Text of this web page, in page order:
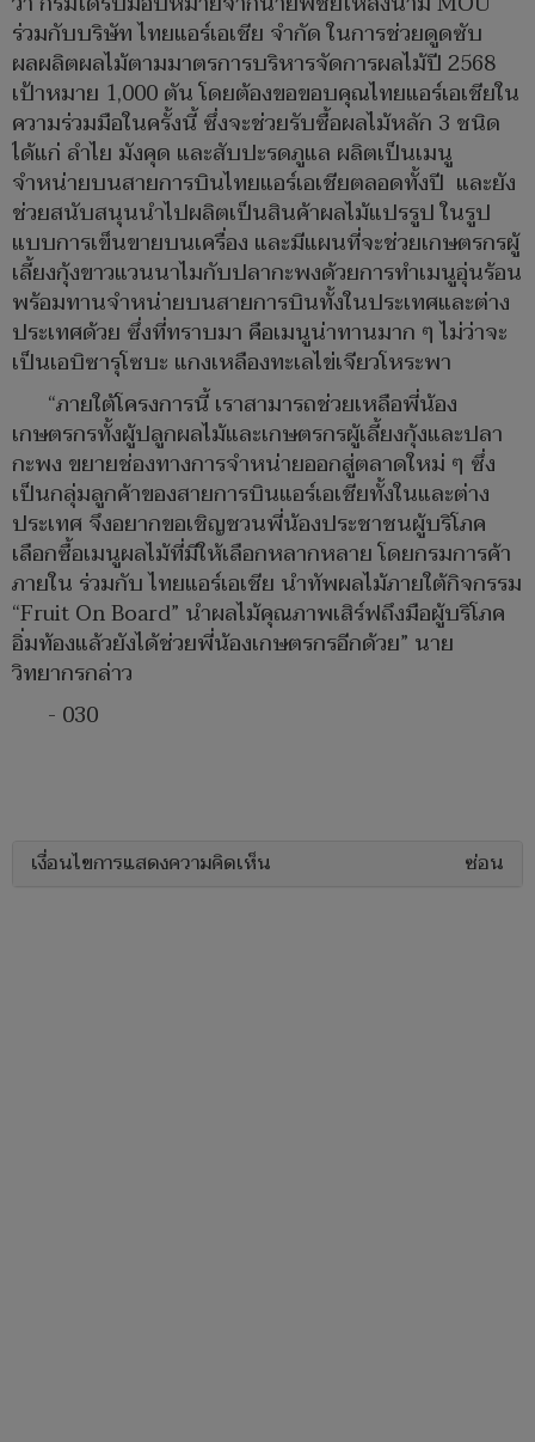
ร่วมกับบริษัท ไทยแอร์เอเชีย จำกัด ในการช่วยดูดซับ
ผลผลิตผลไม้ตามมาตรการบริหารจัดการผลไม้ปี 2568
เป้าหมาย 1,000 ตัน โดยต้องขอขอบคุณไทยแอร์เอเชียใน
ความร่วมมือในครั้งนี้ ซึ่งจะช่วยรับซื้อผลไม้หลัก 3 ชนิด
ได้แก่ ลำไย มังคุด และสับปะรดภูแล ผลิตเป็นเมนู
จำหน่ายบนสายการบินไทยแอร์เอเชียตลอดทั้งปี และยัง
ช่วยสนับสนุนนำไปผลิตเป็นสินค้าผลไม้แปรรูป ในรูป
แบบการเข็นขายบนเครื่อง และมีแผนที่จะช่วยเกษตรกรผู้
เลี้ยงกุ้งขาวแวนนาไมกับปลากะพงด้วยการทำเมนูอุ่นร้อน
พร้อมทานจำหน่ายบนสายการบินทั้งในประเทศและต่าง
ประเทศด้วย ซึ่งที่ทราบมา คือเมนูน่าทานมาก ๆ ไม่ว่าจะ
เป็นเอบิซารุโซบะ แกงเหลืองทะเลไข่เจียวโหระพา
“ภายใต้โครงการนี้ เราสามารถช่วยเหลือพี่น้อง
เกษตรกรทั้งผู้ปลูกผลไม้และเกษตรกรผู้เลี้ยงกุ้งและปลา
กะพง ขยายช่องทางการจำหน่ายออกสู่ตลาดใหม่ ๆ ซึ่ง
เป็นกลุ่มลูกค้าของสายการบินแอร์เอเชียทั้งในและต่าง
ประเทศ จึงอยากขอเชิญชวนพี่น้องประชาชนผู้บริโภค
เลือกซื้อเมนูผลไม้ที่มีให้เลือกหลากหลาย โดยกรมการค้า
ภายใน ร่วมกับ ไทยแอร์เอเชีย นำทัพผลไม้ภายใต้กิจกรรม
“Fruit On Board” นำผลไม้คุณภาพเสิร์ฟถึงมือผู้บริโภค
อิ่มท้องแล้วยังได้ช่วยพี่น้องเกษตรกรอีกด้วย” นาย
วิทยากรกล่าว
- 030
เงื่อนไขการแสดงความคิดเห็น ซ่อน